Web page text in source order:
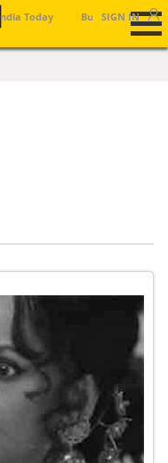
Today Business Today
SIGN IN